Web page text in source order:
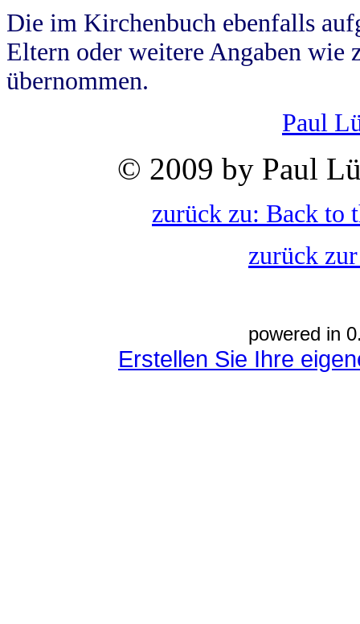
Die im Kirchenbuch ebenfalls
Eltern oder weitere Angaben wie
übernommen.
Paul
© 2009 by Paul
zurück zu: Back to
zurück
powered in
Erstellen Sie Ihre